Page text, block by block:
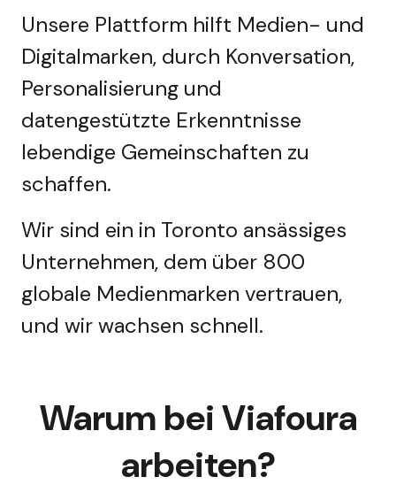
Unsere Plattform hilft Medien- und
Digitalmarken, durch Konversation,
Personalisierung und
datengestützte Erkenntnisse
lebendige Gemeinschaften zu
schaffen.
Wir sind ein in Toronto ansässiges
Unternehmen, dem über 800
globale Medienmarken vertrauen,
und wir wachsen schnell.
Warum bei Viafoura
arbeiten?